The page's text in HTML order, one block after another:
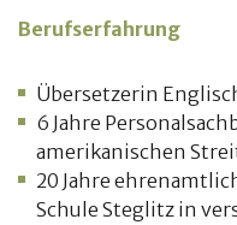
Übersetzerin
6 Jahre
amerikanischen
20 Jahre
Schule Steglitz in
Berufserfahrung